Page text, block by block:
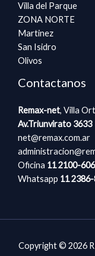
Villa del Parque
ZONA NORTE
Martinez
San Isidro
Olivos
Contactanos
Remax-net, Villa
Av.Triunvirato 3633
net@remax.com.ar
Oficina 11 2100-
Whatsapp 11
Copyright © 2026